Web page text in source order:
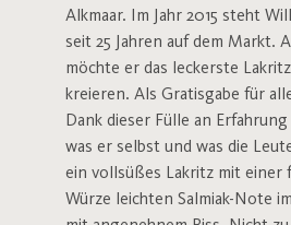
Alkmaar. Im Jahr 2015 steht
seit 25 Jahren auf dem Markt.
möchte er das leckerste
kreieren. Als Gratisgabe für
Dank dieser Fülle an
was er selbst und was die
ein vollsüßes Lakritz mit einer
Würze leichten Salmiak-Note